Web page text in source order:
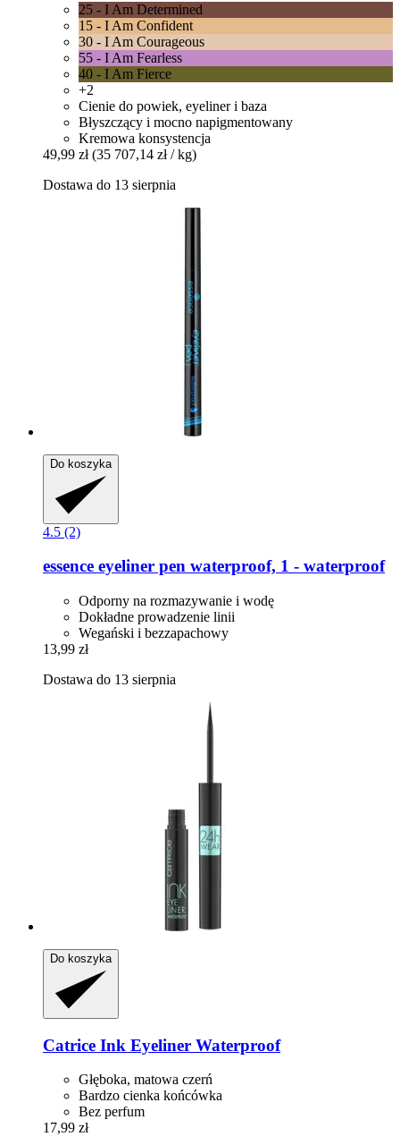
25 - I Am Determined
15 - I Am Confident
30 - I Am Courageous
55 - I Am Fearless
40 - I Am Fierce
+2
Cienie do powiek, eyeliner i baza
Błyszczący i mocno napigmentowany
Kremowa konsystencja
49,99 zł (35 707,14 zł / kg)
Dostawa do 13 sierpnia
Do koszyka
4.5 (2)
essence eyeliner pen waterproof, 1 -​ waterproof
Odporny na rozmazywanie i wodę
Dokładne prowadzenie linii
Wegański i bezzapachowy
13,99 zł
Dostawa do 13 sierpnia
Do koszyka
Catrice Ink Eyeliner Waterproof
Głęboka, matowa czerń
Bardzo cienka końcówka
Bez perfum
17,99 zł